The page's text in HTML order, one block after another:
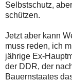
Selbstschutz,
schützen.
Jetzt aber kann
muss reden, ich
jährige Ex-
der DDR, der
Bauernstaates